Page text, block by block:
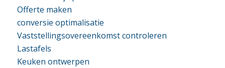
Offerte maken
conversie optimalisatie
Vaststellingsovereenkomst controleren
Lastafels
Keuken ontwerpen